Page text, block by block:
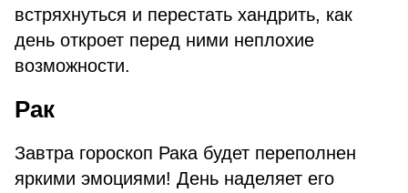
встряхнуться и перестать хандрить, как
день откроет перед ними неплохие
возможности.
Рак
Завтра гороскоп Рака будет переполнен
яркими эмоциями! День наделяет его